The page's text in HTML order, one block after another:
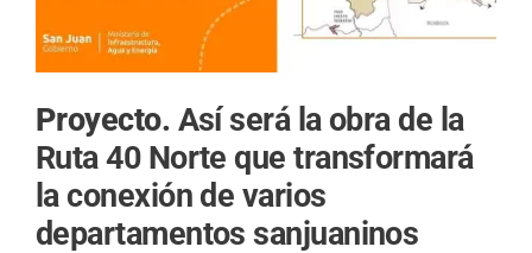
Proyecto. Así será la obra de la
Ruta 40 Norte que transformará
la conexión de varios
departamentos sanjuaninos